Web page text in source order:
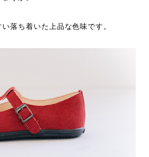
落ち着いた上品な色味です。